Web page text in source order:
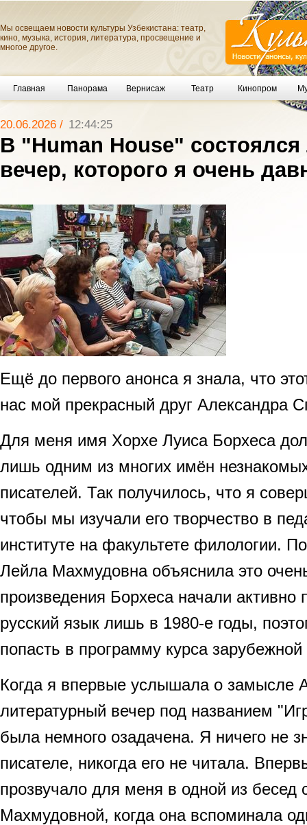
Мы освещаем новости культуры Узбекистана: театр,
кино, музыка, история, литература, просвещение и
многое другое.
Главная Панорама Вернисаж Театр Кинопром
20.06.2026 / 12:44:25
В "Human House"
вечер, которого я очень
Ещё до первого анонса я знала, что
нас мой прекрасный друг Александра
Для меня имя Хорхе Луиса Борхеса
лишь одним из многих имён
писателей. Так получилось, что я
чтобы мы изучали его творчество в
институте на факультете филологии.
Лейла Махмудовна объяснила это
произведения Борхеса начали активно
русский язык лишь в 1980-е годы,
попасть в программу курса
Когда я впервые услышала о замысле
литературный вечер под названием
была немного озадачена. Я ничего не
писателе, никогда его не читала.
прозвучало для меня в одной из бесед
Махмудовной, когда она вспоминала